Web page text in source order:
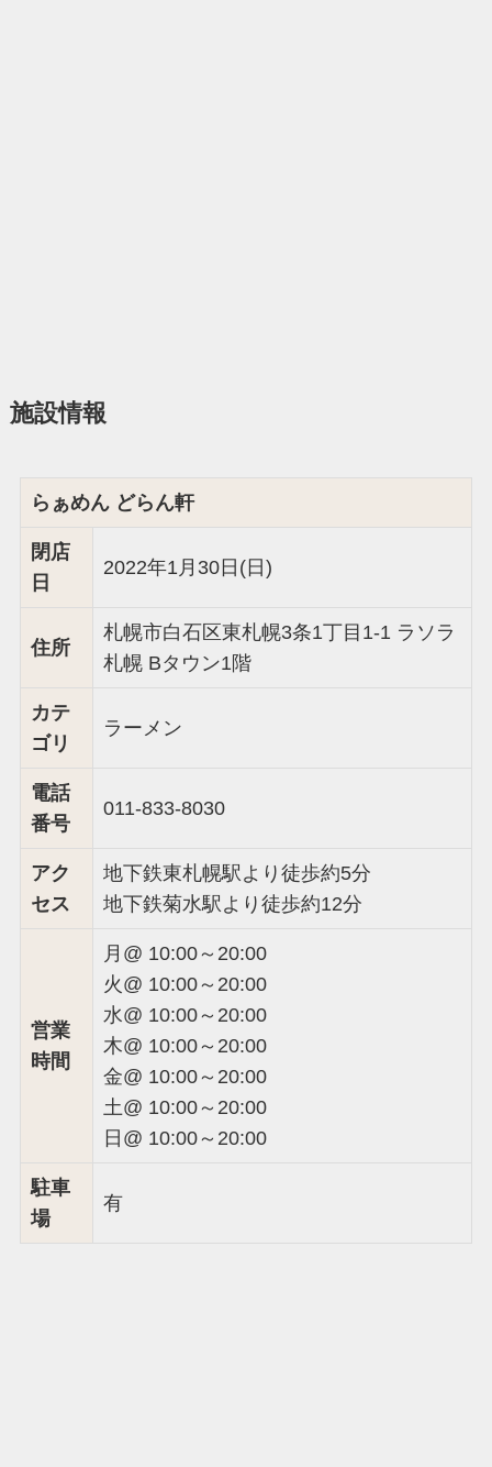
施設情報
らぁめん どらん軒
閉店
日
2022年1月30日(日)
住所
札幌市白石区東札幌3条1丁目1-1 ラソラ
札幌 Bタウン1階
カテ
ゴリ
ラーメン
電話
番号
011-833-8030
アク
セス
地下鉄東札幌駅より徒歩約5分
地下鉄菊水駅より徒歩約12分
営業
時間
月@ 10:00～20:00
火@ 10:00～20:00
水@ 10:00～20:00
木@ 10:00～20:00
金@ 10:00～20:00
土@ 10:00～20:00
日@ 10:00～20:00
駐車
場
有